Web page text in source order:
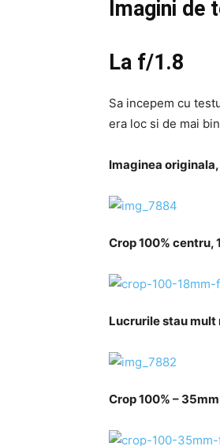
Imagini de
La f/1.8
Sa incepem cu
era loc si de mai
Imaginea
Crop 100% centru,
Lucrurile stau mult
Crop 100% –